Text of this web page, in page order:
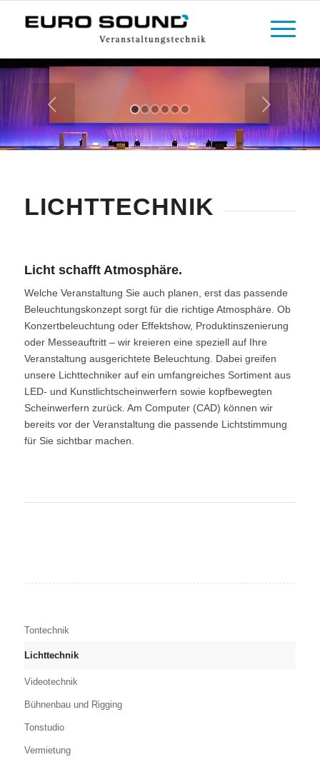
LICHTTECHNIK
Licht schafft Atmosphäre.
Welche Veranstaltung Sie auch planen, erst das passende
Beleuchtungskonzept sorgt für die richtige Atmosphäre. Ob
Konzertbeleuchtung oder Effektshow, Produktinszenierung
oder Messeauftritt – wir kreieren eine speziell auf Ihre
Veranstaltung ausgerichtete Beleuchtung. Dabei greifen
unsere Lichttechniker auf ein umfangreiches Sortiment aus
LED- und Kunstlichtscheinwerfern sowie kopfbewegten
Scheinwerfern zurück. Am Computer (CAD) können wir
bereits vor der Veranstaltung die passende Lichtstimmung
für Sie sichtbar machen.
Tontechnik
Lichttechnik
Videotechnik
Bühnenbau und Rigging
Tonstudio
Vermietung